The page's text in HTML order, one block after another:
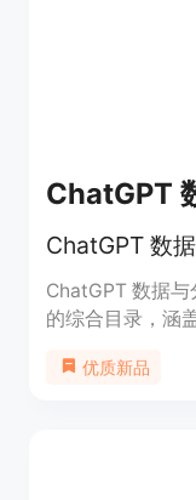
ChatGPT
ChatGPT 数据
的综合目录，涵
提示，可帮助您
优质新品